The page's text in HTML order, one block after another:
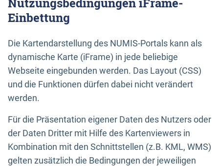
Einbettung
Die Kartendarstellung des NUMIS-Portals kann als
dynamische Karte (iFrame) in jede beliebige
Webseite eingebunden werden. Das Layout (CSS)
und die Funktionen dürfen dabei nicht verändert
werden.
Für die Präsentation eigener Daten des Nutzers oder
der Daten Dritter mit Hilfe des Kartenviewers in
Kombination mit den Schnittstellen (z.B. KML, WMS)
gelten zusätzlich die Bedingungen der jeweiligen